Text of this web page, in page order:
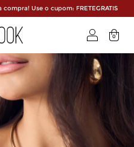
compra! Use o cupom: FRETEGRATIS
0